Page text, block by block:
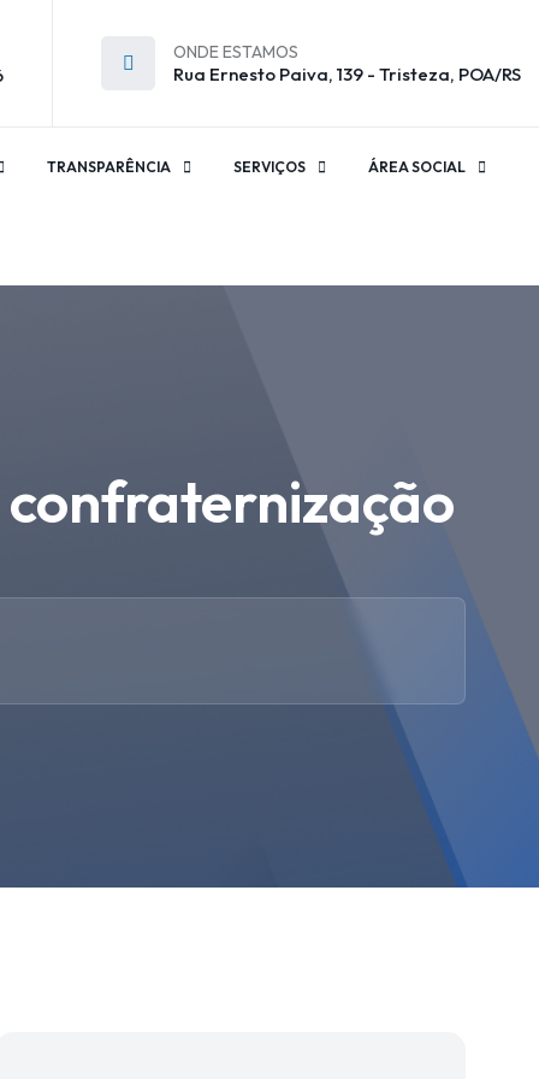
ONDE ESTAMOS
Rua Ernesto Paiva, 139 - Tristeza, POA/RS
TRANSPARÊNCIA SERVIÇOS ÁREA SOCIAL
confraternização